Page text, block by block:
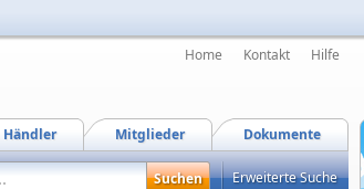
Home Kontakt Hilfe
Dokumente
Mitglieder
Händler
Erweiterte Suche